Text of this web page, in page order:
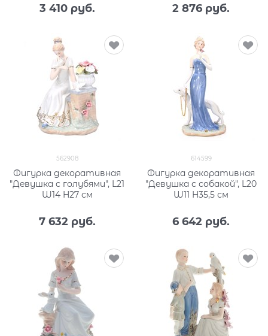
3 410 руб. 2 876 руб.
562908
Фигурка декоративная
"Девушка с голубями", L21
W14 H27 см
7 632 руб.
614599
Фигурка декоративная
"Девушка с собакой", L20
W11 H35,5 см
6 642 руб.